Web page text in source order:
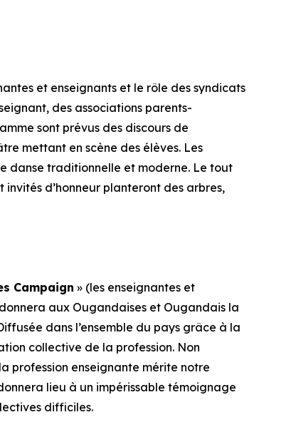
et enseignants et le rôle des syndicats
des associations parents-
sont prévus des discours de
mettant en scène des élèves. Les
danse traditionnelle et moderne. Le tout
d’honneur planteront des arbres,
Campaign » (les enseignantes et
aux Ougandaises et Ougandais la
dans l’ensemble du pays grâce à la
collective de la profession. Non
profession enseignante mérite notre
lieu à un impérissable témoignage
difficiles.